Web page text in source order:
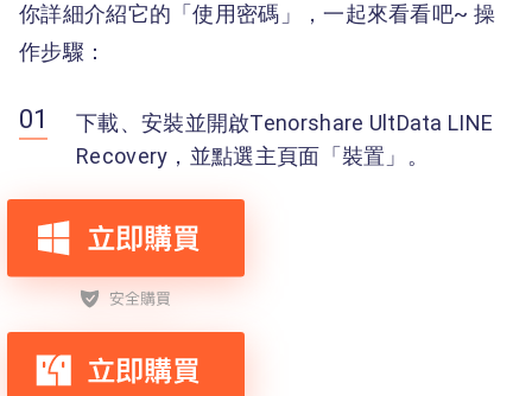
你詳細介紹它的「使用密碼」，一起來看看吧~ 操
作步驟：
下載、安裝並開啟Tenorshare UltData LINE
Recovery，並點選主頁面「裝置」。